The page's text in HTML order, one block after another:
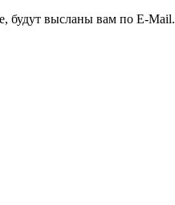
будут высланы вам по E-Mail.